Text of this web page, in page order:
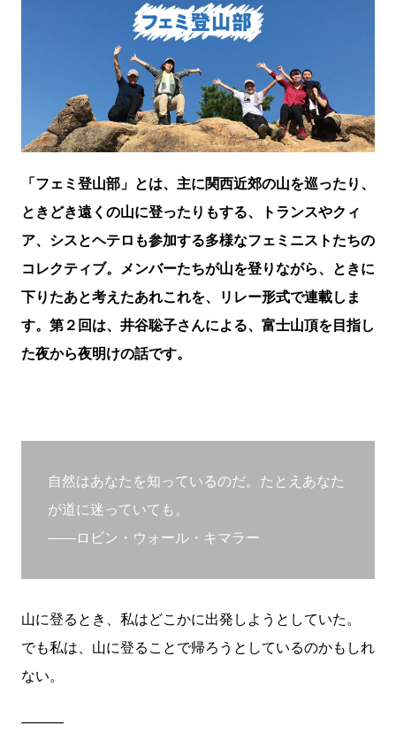
「フェミ登山部」とは、主に関西近郊の山を巡ったり、
ときどき遠くの山に登ったりもする、トランスやクィ
ア、シスとヘテロも参加する多様なフェミニストたちの
コレクティブ。メンバーたちが山を登りながら、ときに
下りたあと考えたあれこれを、リレー形式で連載しま
す。第２回は、井谷聡子さんによる、富士山頂を目指し
た夜から夜明けの話です。
自然はあなたを知っているのだ。たとえあなた
が道に迷っていても。
――ロビン・ウォール・キマラー
山に登るとき、私はどこかに出発しようとしていた。
でも私は、山に登ることで帰ろうとしているのかもしれ
ない。
―――